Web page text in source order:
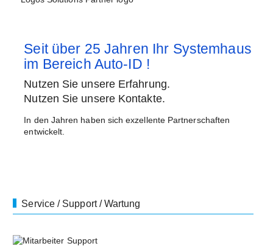
Seit über 25 Jahren Ihr Systemhaus
im Bereich Auto-ID !
Nutzen Sie unsere Erfahrung.
Nutzen Sie unsere Kontakte.
In den Jahren haben sich exzellente Partnerschaften
entwickelt.
Service / Support / Wartung